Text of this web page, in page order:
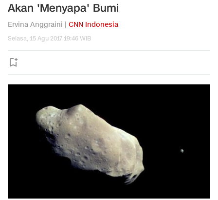
Akan 'Menyapa' Bumi
Ervina Anggraini | CNN Indonesia
Selasa, 15 Agu 2017 19:46 WIB